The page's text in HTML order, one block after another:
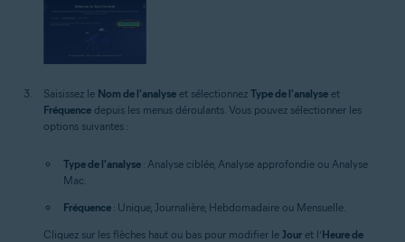
Saisissez le Nom de l'analyse et sélectionnez Type de l'analyse et
Fréquence depuis les menus déroulants. Vous pouvez sélectionner les
options suivantes :
Type de l'analyse : Analyse ciblée, Analyse approfondie ou Analyse
Mac.
Fréquence : Unique, Journalière, Hebdomadaire ou Mensuelle.
Cliquez sur les flèches haut ou bas pour modifier le Jour et l’Heure de